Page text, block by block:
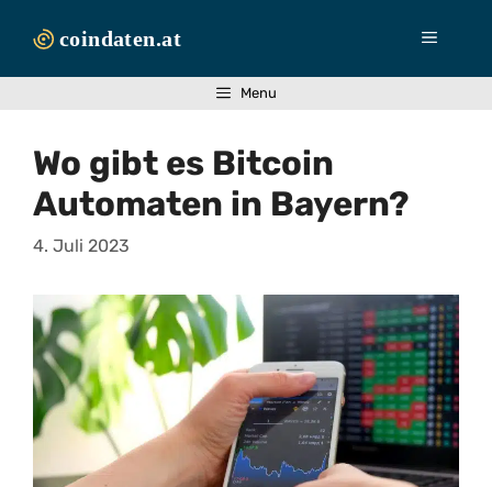
Inhalt
Menü
Menu
Wo gibt es Bitcoin
Automaten in Bayern?
4. Juli 2023